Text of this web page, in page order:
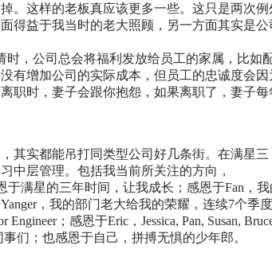
。这样的老板真应该更多一些。这只是两次例
得益于我当时的老大照顾，另一方面其实是公
，公司总会将福利发放给员工的家属，比如
有增加公司的实际成本，但员工的忠诚度会因
职时，妻子会跟你抱怨，如果离职了，妻子每
其实都能吊打同类型公司好几条街。在满星三
中层管理。包括我当前所关注的方向，
于满星的三年时间，让我成长；感恩于Fan，我
，我的部门老大给我的荣耀，连续7个季度
；感恩于Eric，Jessica, Pan, Susan,
事们；也感恩于自己，拼搏无惧的少年郎。